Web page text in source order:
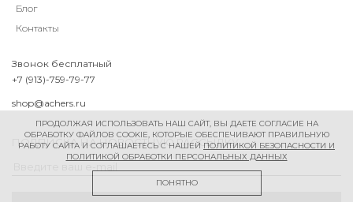
Блог
Контакты
Звонок бесплатный
+7 (913)-759-79-77
shop@achers.ru
ПОДПИСКА НА НОВОСТНУЮ РАССЫЛКУ
ПРОДОЛЖАЯ ИСПОЛЬЗОВАТЬ НАШ САЙТ, ВЫ ДАЕТЕ СОГЛАСИЕ НА
ОБРАБОТКУ ФАЙЛОВ COOKIE, КОТОРЫЕ ОБЕСПЕЧИВАЮТ ПРАВИЛЬНУЮ
РАБОТУ САЙТА И СОГЛАШАЕТЕСЬ С НАШЕЙ ПОЛИТИКОЙ БЕЗОПАСНОСТИ И
ПОЛИТИКОЙ ОБРАБОТКИ ПЕРСОНАЛЬНЫХ ДАННЫХ
ПОНЯТНО